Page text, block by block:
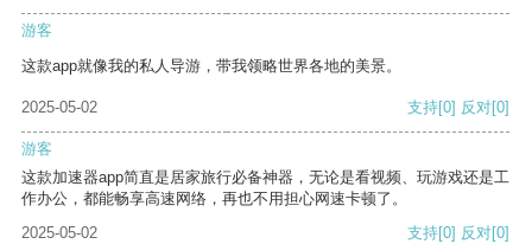
游客
这款app就像我的私人导游，带我领略世界各地的美景。
2025-05-02 支持[0] 反对[0]
游客
这款加速器app简直是居家旅行必备神器，无论是看视频、玩游戏还是工
作办公，都能畅享高速网络，再也不用担心网速卡顿了。
2025-05-02
支持[0] 反对[0]